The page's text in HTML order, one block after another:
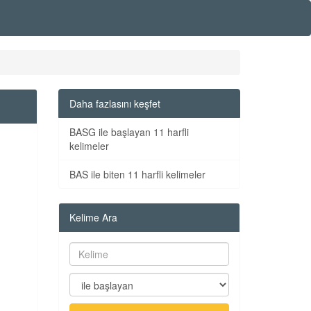
Daha fazlasını keşfet
BASG ile başlayan 11 harfli
kelimeler
BAS ile biten 11 harfli kelimeler
Kelime Ara